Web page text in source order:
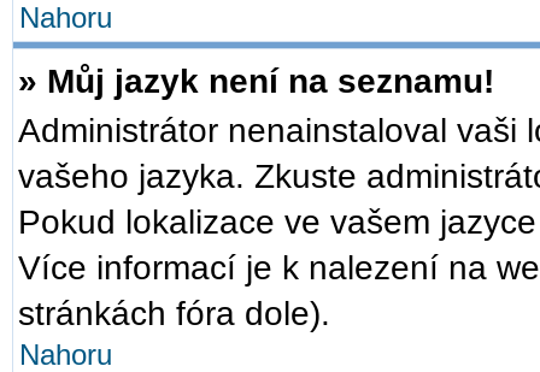
Nahoru
» Můj jazyk není na seznamu!
Administrátor nenainstaloval vaši
vašeho jazyka. Zkuste
Pokud lokalizace ve vašem
Více informací je k nalezení na
stránkách fóra dole).
Nahoru